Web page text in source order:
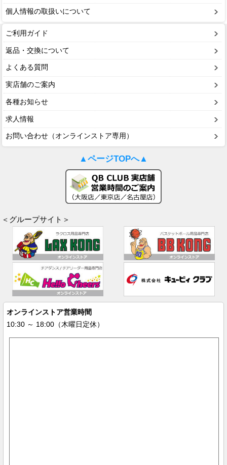
個人情報の取扱いについて
ご利用ガイド
返品・交換について
よくある質問
実店舗のご案内
各種お知らせ
求人情報
お問い合わせ（オンラインストア専用）
▲ページTOPへ▲
＜グループサイト＞
オンラインストア営業時間
10:30 ～ 18:00（木曜日定休）